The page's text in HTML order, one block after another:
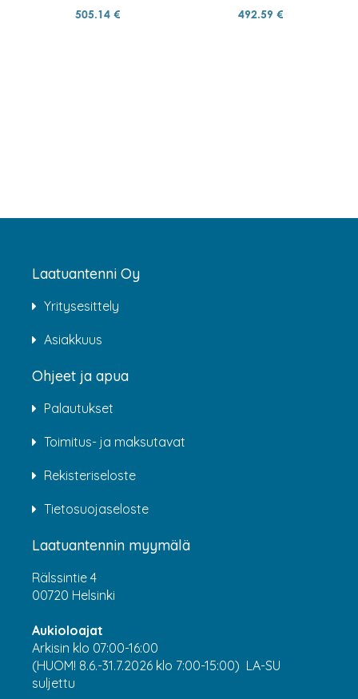
505.14 € 492.59 €
Laatuantenni Oy
Yritysesittely
Asiakkuus
Ohjeet ja apua
Palautukset
Toimitus- ja maksutavat
Rekisteriseloste
Tietosuojaseloste
Laatuantennin myymälä
Rälssintie 4
00720 Helsinki
Aukioloajat
Arkisin klo 07:00-16:00
(HUOM! 8.6.-31.7.2026 klo 7:00-15:00) LA-SU
suljettu